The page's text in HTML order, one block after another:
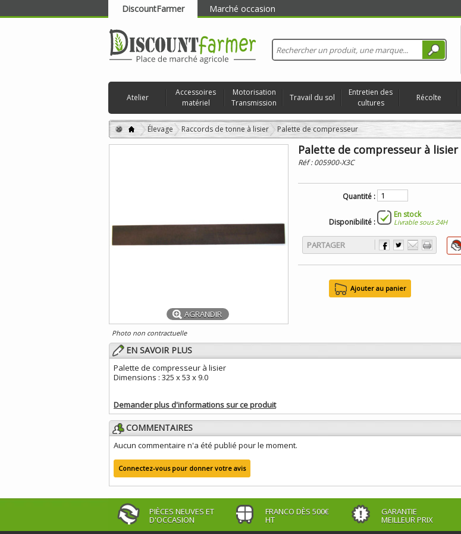
DiscountFarmer Marché occasion
RECHERCHER
Atelier
Accessoires
matériel
Motorisation
Transmission
Travail du sol
Entretien des
cultures
Récolte
Élevage Raccords de tonne à lisier Palette de compresseur
AGRANDIR
Photo non contractuelle
Palette de compresseur à lisier
Réf :005900-X3C
Quantité :
Disponibilité :
En stock
Livrable sous 24H
PARTAGER
EN SAVOIR PLUS
Palette de compresseur à lisier
Dimensions : 325 x 53 x 9.0
Demander plus d'informations sur ce produit
COMMENTAIRES
Aucun commentaire n'a été publié pour le moment.
Connectez-vous pour donner votre avis
PIÈCES NEUVES ET
D'OCCASION
FRANCO DÈS 500€
HT
GARANTIE
MEILLEUR PRIX